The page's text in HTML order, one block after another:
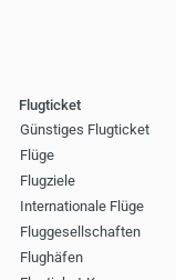
Flugticket
Günstiges Flugticket
Flüge
Flugziele
Internationale Flüge
Fluggesellschaften
Flughäfen